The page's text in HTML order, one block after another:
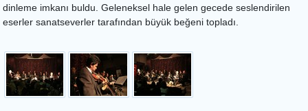
dinleme imkanı buldu. Geleneksel hale gelen gecede seslendirilen
eserler sanatseverler tarafından büyük beğeni topladı.